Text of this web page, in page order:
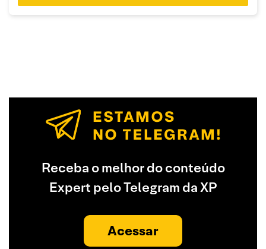
Receba o melhor do conteúdo
Expert pelo Telegram da XP
Acessar